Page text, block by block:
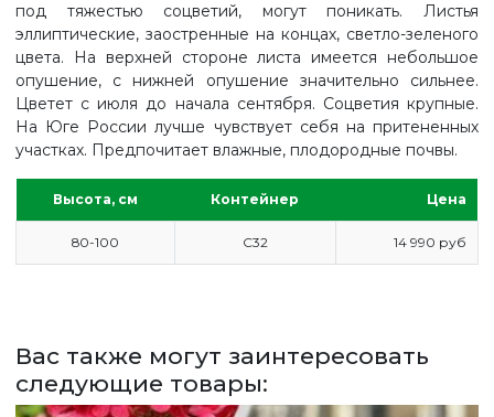
ПРАЙС
ВЕРНУТСЯ НА ГЛАВНЫЙ САЙТ
под тяжестью соцветий, могут поникать. Листья
эллиптические, заостренные на концах, светло-зеленого
цвета. На верхней стороне листа имеется небольшое
опушение, с нижней опушение значительно сильнее.
Цветет с июля до начала сентября. Соцветия крупные.
На Юге России лучше чувствует себя на притененных
участках. Предпочитает влажные, плодородные почвы.
Высота, см Контейнер Цена
80-100 С32 14 990 руб
Вас также могут заинтересовать
следующие товары: